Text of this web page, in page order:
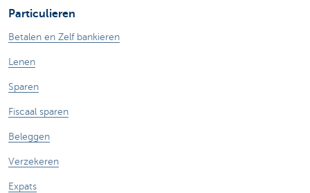
Particulieren
Betalen en Zelf bankieren
Lenen
Sparen
Fiscaal sparen
Beleggen
Verzekeren
Expats